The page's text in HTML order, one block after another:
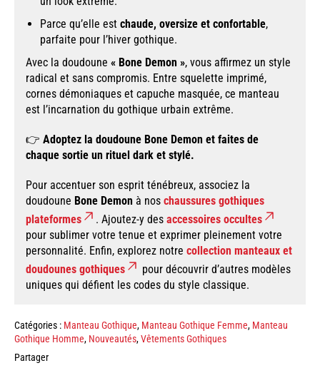
Parce qu’elle est chaude, oversize et confortable,
parfaite pour l’hiver gothique.
Avec la doudoune « Bone Demon », vous affirmez un style
radical et sans compromis. Entre squelette imprimé,
cornes démoniaques et capuche masquée, ce manteau
est l’incarnation du gothique urbain extrême.
👉 Adoptez la doudoune Bone Demon et faites de
chaque sortie un rituel dark et stylé.
Pour accentuer son esprit ténébreux, associez la
doudoune Bone Demon à nos chaussures gothiques
plateformes
. Ajoutez-y des accessoires occultes
pour sublimer votre tenue et exprimer pleinement votre
personnalité. Enfin, explorez notre collection manteaux et
doudounes gothiques
pour découvrir d’autres modèles
uniques qui défient les codes du style classique.
Catégories : Manteau Gothique, Manteau Gothique Femme, Manteau
Gothique Homme, Nouveautés,Vêtements Gothiques
Partager